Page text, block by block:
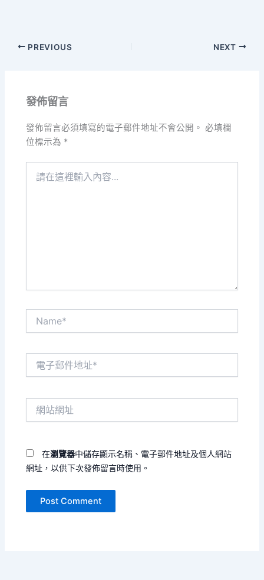
PREVIOUS NEXT
發佈留言
發佈留言必須填寫的電子郵件地址不會公開。 必填欄
位標示為 *
在瀏覽器中儲存顯示名稱、電子郵件地址及個人網站
網址，以供下次發佈留言時使用。